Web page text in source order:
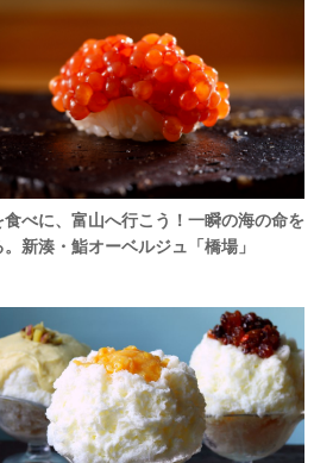
食べに、富山へ行こう！一瞬の海の命を
。新湊・鮨オーベルジュ「橋場」